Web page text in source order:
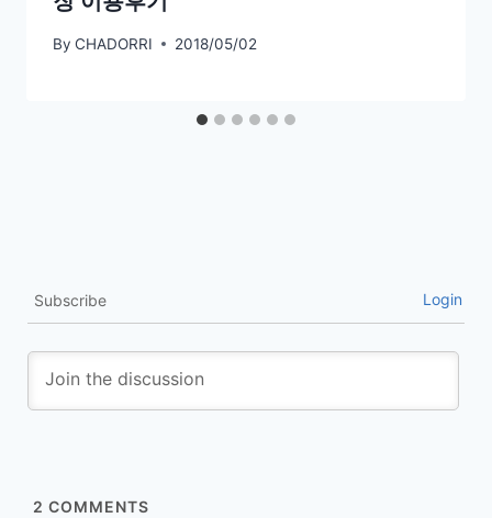
By CHADORRI 2018/05/02
Subscribe Login
2 COMMENTS